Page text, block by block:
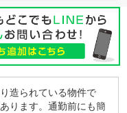
造られている物件で
ります。通勤前にも簡